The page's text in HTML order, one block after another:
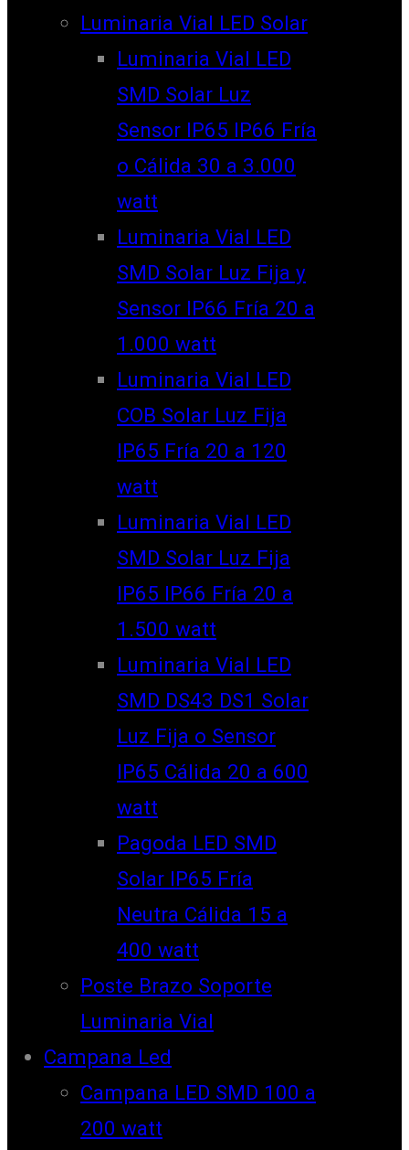
Luminaria Vial LED Solar
Luminaria Vial LED
SMD Solar Luz
Sensor IP65 IP66 Fría
o Cálida 30 a 3.000
watt
Luminaria Vial LED
SMD Solar Luz Fija y
Sensor IP66 Fría 20 a
1.000 watt
Luminaria Vial LED
COB Solar Luz Fija
IP65 Fría 20 a 120
watt
Luminaria Vial LED
SMD Solar Luz Fija
IP65 IP66 Fría 20 a
1.500 watt
Luminaria Vial LED
SMD DS43 DS1 Solar
Luz Fija o Sensor
IP65 Cálida 20 a 600
watt
Pagoda LED SMD
Solar IP65 Fría
Neutra Cálida 15 a
400 watt
Poste Brazo Soporte
Luminaria Vial
Campana Led
Campana LED SMD 100 a
200 watt